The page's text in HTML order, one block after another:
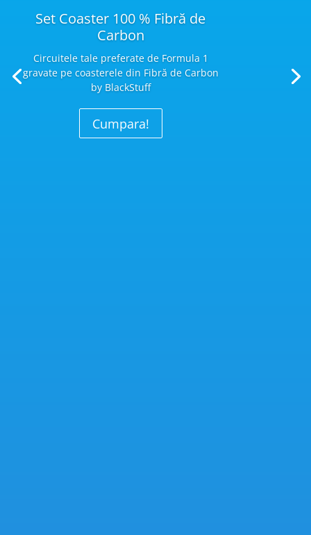
Set Coaster 100 % Fibră de
Carbon
Circuitele tale preferate de Formula 1
gravate pe coasterele din Fibră de Carbon
by BlackStuff
Cumpara!